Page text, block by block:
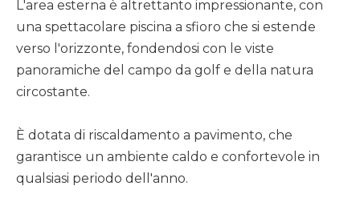
L'area esterna è altrettanto impressionante, con
una spettacolare piscina a sfioro che si estende
verso l'orizzonte, fondendosi con le viste
panoramiche del campo da golf e della natura
circostante.
È dotata di riscaldamento a pavimento, che
garantisce un ambiente caldo e confortevole in
qualsiasi periodo dell'anno.